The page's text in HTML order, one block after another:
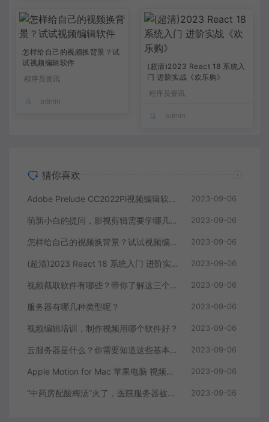
怎样给自己的视频换背景？试
试视频编辑软件
程序员资讯
admin
(超清)2023 React 18 系统入
门 进阶实战《欢乐购》
程序员资讯
admin
猜你喜欢
Adobe Prelude CC2022Pl视频编辑软件中文直装版 2023-09-06
萌新小白的提问，影视剪辑需要学哪几个软件？ 2023-09-06
怎样给自己的视频换背景？试试视频编辑软件 2023-09-06
(超清)2023 React 18 系统入门 进阶实战《欢乐购》 2023-09-06
视频截取软件有哪些？带你了解这三个视频编辑软件 2023-09-06
服务器有哪几种类型呢？ 2023-09-06
视频编辑培训，制作视频用哪个软件好？ 2023-09-06
云服务器是什么？你需要知道这些基本知识 2023-09-06
Apple Motion for Mac 苹果电脑 视频编辑软件 2023-09-06
“中药房配酸梅汤”火了，医院服务器被挤爆，网友：更适合中国宝宝体质 2023-09-06